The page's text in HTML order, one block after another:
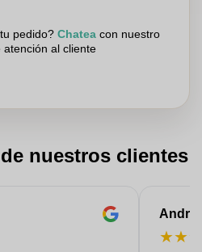
pedido? Chateacon nuestro
atención al cliente
nuestros clientes
★★